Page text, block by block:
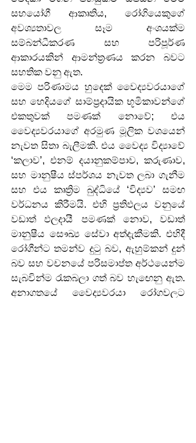
සහයෝගී ආකෘතිය, රෝගියෙකුගේ
අවශ්‍යතාවල සෑම අංශයක්ම
සම්බන්ධීකරණ සහ පරිපූර්ණ
ආකාරයකින් ආමන්ත්‍රණය කරන බවට
සහතික වනු ඇත.
මෙම පරිණාමය හුදෙක් වෛද්‍යවරයාගේ
සහ හෙදියගේ සාම්ප්‍රදායික භූමිකාවන්ගේ
එකතුවක් පමණක් නොවේ; එය
වෛද්‍යවරයාගේ අරමුණ මූලික වශයෙන්
නැවත සිතා බැලීමකි. එය වෛද්‍ය විද්‍යාවේ
‘කලාව’, එනම් දයානුකම්පාව, කරුණාව,
සහ මානුෂීය ස්පර්ශය නැවත ලබා ගැනීම
සහ එය කෘත්‍රිම බුද්ධියේ ‘විද්‍යව’ සමඟ
වර්ධනය කිරීමයි. එහි ප්‍රතිඵලය වනුයේ
වඩාත් ඵලදායී පමණක් නොව, වඩාත්
මානුෂීය සෞඛ්‍ය සේවා අත්දැකීමකි. එහිදී
රෝගීන්ට තමන්ව දුටු බව, ඇහුම්කන් දුන්
බව සහ වචනයේ පරිසමාප්ත අර්ථයෙන්ම
සැබවින්ම රැකබලා ගත් බව හැඟෙනු ඇත.
අනාගතයේ වෛද්‍යවරයා රෝගවලට